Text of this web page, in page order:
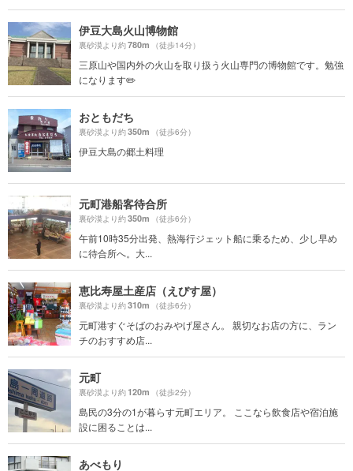
伊豆大島火山博物館
裏砂漠より約780m （徒歩14分）
三原山や国内外の火山を取り扱う火山専門の博物館です。勉強
になります✏️
おともだち
裏砂漠より約350m （徒歩6分）
伊豆大島の郷土料理
元町港船客待合所
裏砂漠より約350m （徒歩6分）
午前10時35分出発、熱海行ジェット船に乗るため、少し早め
に待合所へ。大...
恵比寿屋土産店（えびす屋）
裏砂漠より約310m （徒歩6分）
元町港すぐそばのおみやげ屋さん。 親切なお店の方に、ラン
チのおすすめ店...
元町
裏砂漠より約120m （徒歩2分）
島民の3分の1が暮らす元町エリア。 ここなら飲食店や宿泊施
設に困ることは...
あべもり